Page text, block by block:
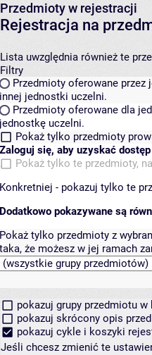
Przedmioty w rejestracji
Rejestracja na
Lista uwzględnia również te
Filtry
Przedmioty oferowane przez
innej jednostki uczelni.
Przedmioty oferowane dla
jednostkę uczelni.
Pokaż tylko przedmioty
Zaloguj się, aby uzyskać
Pokaż tylko te przedmioty,
Konkretniej - pokazuj tylko te
Dodatkowo pokazywane są
Pokaż tylko przedmioty z
taka, że możesz w jej ramach
pokazuj grupy przedmiotu w
pokazuj skrócony opis
pokazuj cykle i koszyki
Jeśli chcesz zmienić te